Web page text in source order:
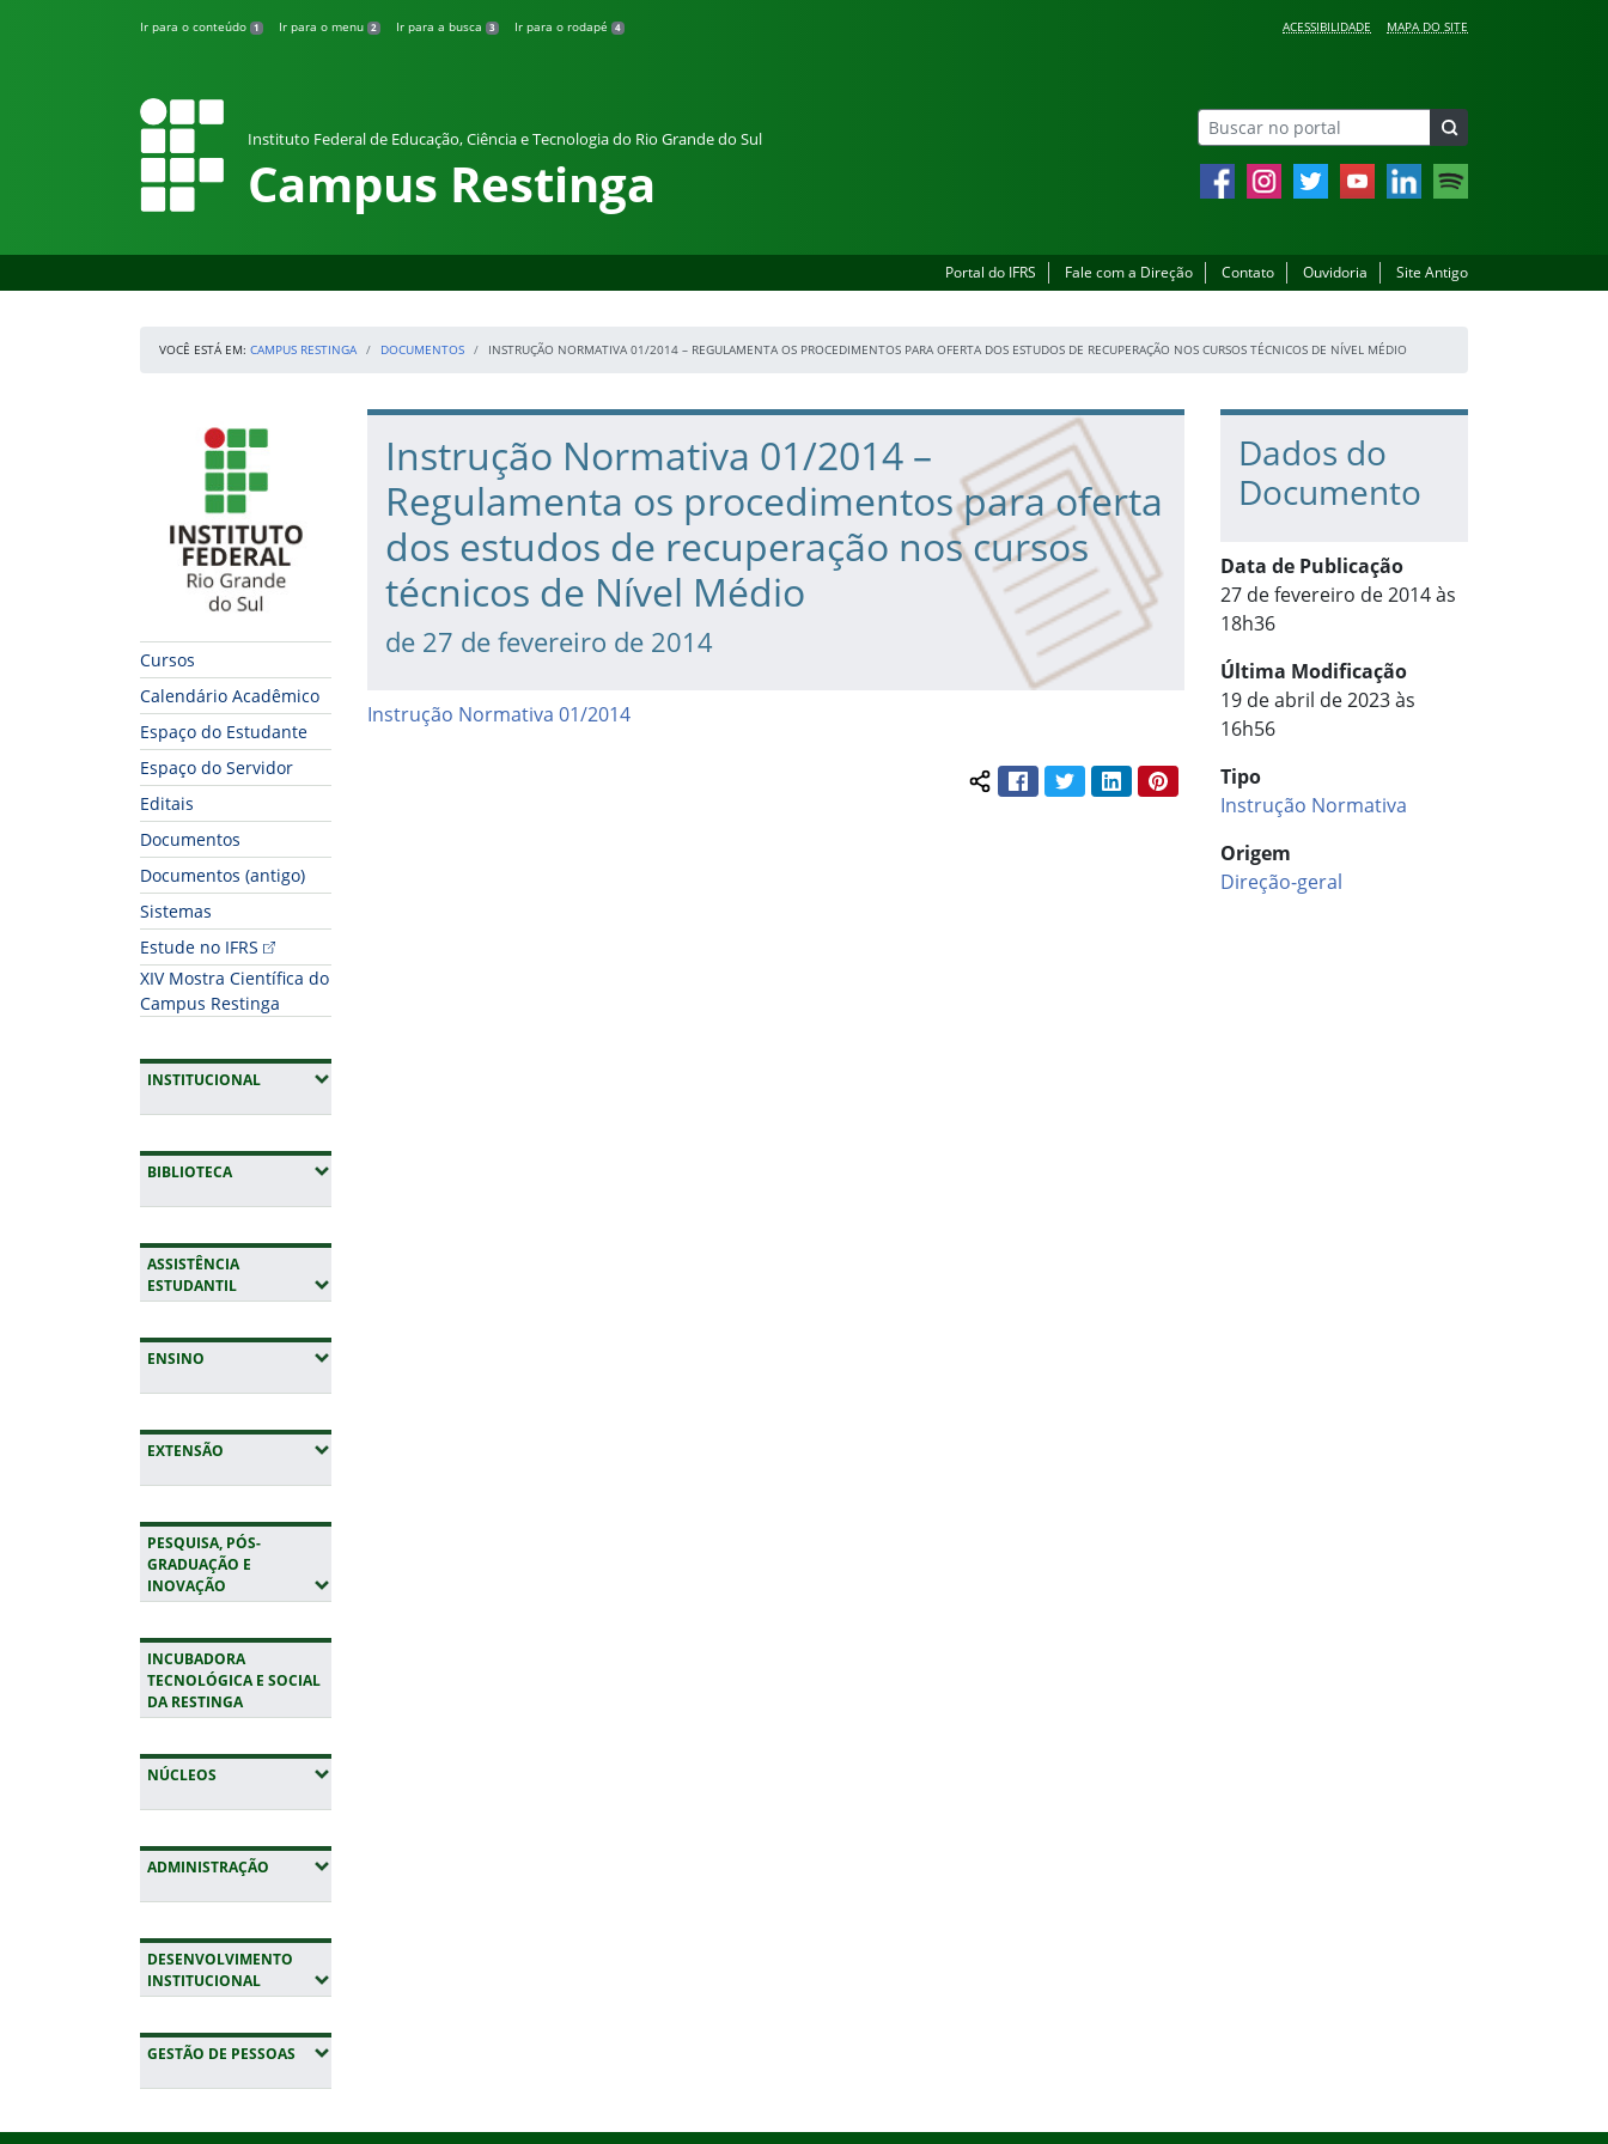
Ir para o conteúdo 1 Ir para o menu 2 Ir para a busca 3 Ir para o rodapé 4 ACESSIBILIDADE MAPA DO SITE
Instituto Federal de Educação, Ciência e Tecnologia do Rio Grande do Sul
Campus Restinga FacebookInstagramTwitter YouTube LinkedIn Spotify
Portal do IFRS Fale com a Direção Contato Ouvidoria Site Antigo
VOCÊ ESTÁ EM: CAMPUS RESTINGA DOCUMENTOS INSTRUÇÃO NORMATIVA 01/2014 – REGULAMENTA OS PROCEDIMENTOS PARA OFERTA DOS ESTUDOS DE RECUPERAÇÃO NOS CURSOS TÉCNICOS DE NÍVEL MÉDIO
Início da navegação
Cursos
Calendário Acadêmico
Espaço do Estudante
Espaço do Servidor
Editais
Documentos
Documentos (antigo)
Sistemas
Estude no IFRS
XIV Mostra Científica do
Campus Restinga
INSTITUCIONAL(EXPANDIR SUBMENUS)
BIBLIOTECA(EXPANDIR SUBMENUS)
ASSISTÊNCIA
ESTUDANTIL(EXPANDIR SUBMENUS)
ENSINO (EXPANDIR SUBMENUS)
EXTENSÃO (EXPANDIR SUBMENUS)
PESQUISA, PÓS-
GRADUAÇÃO E
INOVAÇÃO (EXPANDIR SUBMENUS)
INCUBADORA
TECNOLÓGICA E SOCIAL
DA RESTINGA
NÚCLEOS (EXPANDIR SUBMENUS)
ADMINISTRAÇÃO (EXPANDIR SUBMENUS)
DESENVOLVIMENTO
INSTITUCIONAL(EXPANDIR SUBMENUS)
GESTÃO DE PESSOAS (EXPANDIR SUBMENUS)
Início do conteúdo
Instrução Normativa 01/2014 –
Regulamenta os procedimentos para oferta
dos estudos de recuperação nos cursos
técnicos de Nível Médio
de 27 de fevereiro de 2014
Instrução Normativa 01/2014
Compartilhar conteúdo:
FacebookTwitterLinkedInPinterest
Dados do
Documento
Data de Publicação
27 de fevereiro de 2014 às
18h36
Última Modificação
19 de abril de 2023 às
16h56
Tipo
Instrução Normativa
Origem
Direção-geral